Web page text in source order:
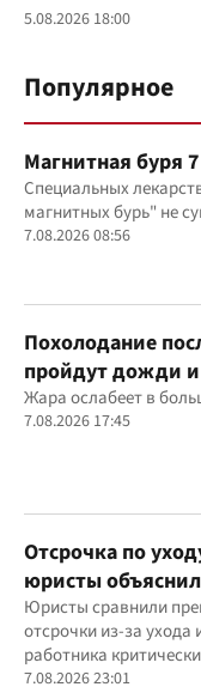
5.08.2026 18:00
Популярное
Магнитная буря
Специальных
магнитных бурь" не
7.08.2026 08:56
Похолодание
пройдут дожди
Жара ослабеет в
7.08.2026 17:45
Отсрочка по
юристы
Юристы сравнили
отсрочки из-за ухода
работника
предприятием
7.08.2026 23:01